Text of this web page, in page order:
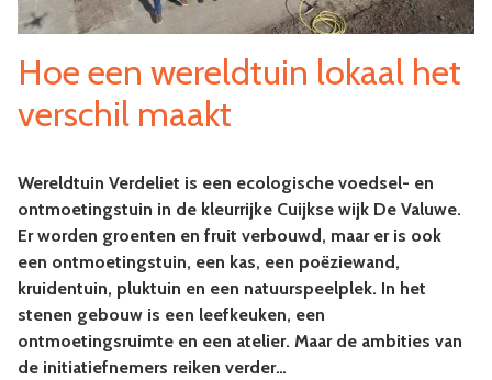
Hoe een wereldtuin lokaal het
verschil maakt
Wereldtuin Verdeliet is een ecologische voedsel- en
ontmoetingstuin in de kleurrijke Cuijkse wijk De Valuwe.
Er worden groenten en fruit verbouwd, maar er is ook
een ontmoetingstuin, een kas, een poëziewand,
kruidentuin, pluktuin en een natuurspeelplek. In het
stenen gebouw is een leefkeuken, een
ontmoetingsruimte en een atelier. Maar de ambities van
de initiatiefnemers reiken verder…